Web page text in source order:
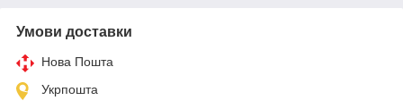
Умови доставки
Нова Пошта
Укрпошта